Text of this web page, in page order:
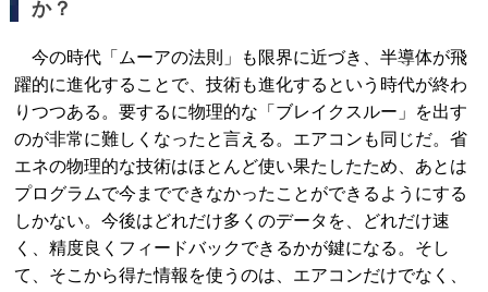
か？
今の時代「ムーアの法則」も限界に近づき、半導体が飛
躍的に進化することで、技術も進化するという時代が終わ
りつつある。要するに物理的な「ブレイクスルー」を出す
のが非常に難しくなったと言える。エアコンも同じだ。省
エネの物理的な技術はほとんど使い果たしたため、あとは
プログラムで今までできなかったことができるようにする
しかない。今後はどれだけ多くのデータを、どれだけ速
く、精度良くフィードバックできるかが鍵になる。そし
て、そこから得た情報を使うのは、エアコンだけでなく、